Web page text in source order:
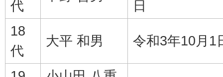
代
日
18
代
大平 和男 令和3年10月1